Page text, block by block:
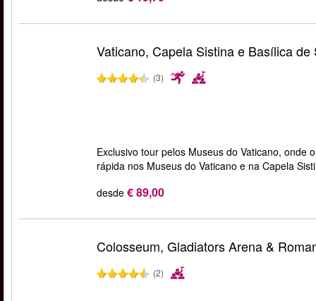
Vaticano, Capela Sistina e Basílica de
(3)
Exclusivo tour pelos Museus do Vaticano, onde
rápida nos Museus do Vaticano e na Capela
desde € 89,00
Colosseum, Gladiators Arena &
(2)